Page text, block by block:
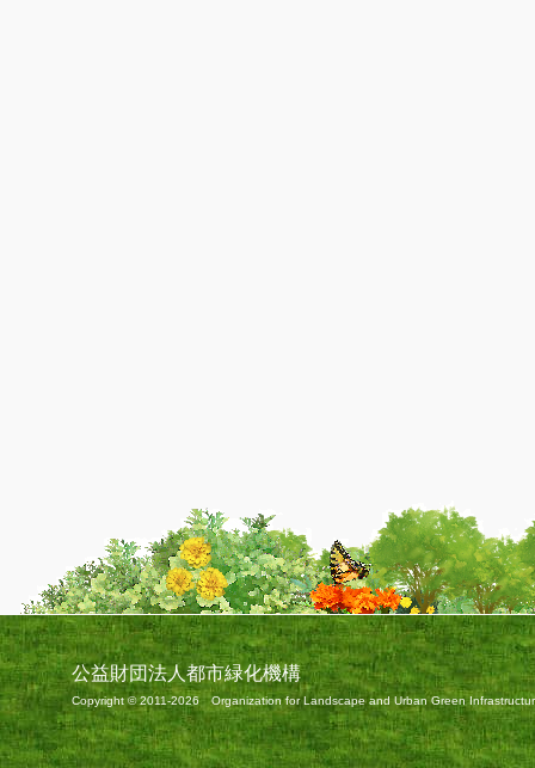
公益財団法人都市緑化機構
Copyright © 2011-2026 Organization for Landscape and Urban Green